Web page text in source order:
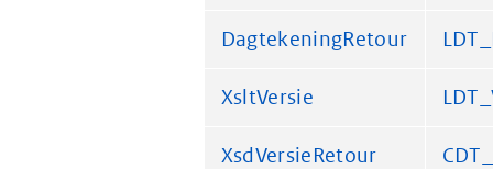
DagtekeningRetour
XsltVersie
XsdVersieRetour